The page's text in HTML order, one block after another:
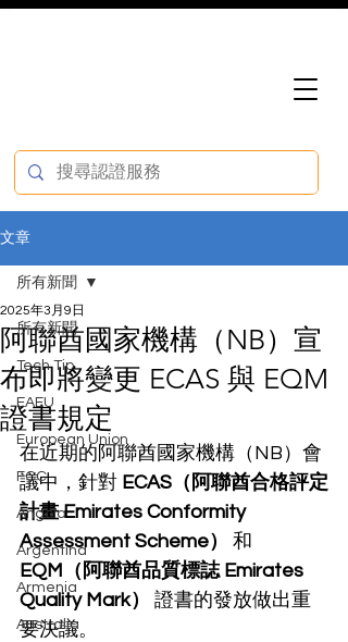
文章
所有新聞
Tech Tip
EAEU
European Union
FCC
Angola
Argentina
Armenia
Australia
所有新聞
阿聯酋國家機構（NB）宣
布即將變更 ECAS 與 EQM
證書規定
2025年3月9日
在近期的阿聯酋國家機構（NB）會
議中，針對 ECAS（阿聯酋合格評定
計畫 Emirates Conformity
Assessment Scheme）
和
EQM（阿聯酋品質標誌 Emirates
Quality Mark）
證書的發放做出重
要決議。